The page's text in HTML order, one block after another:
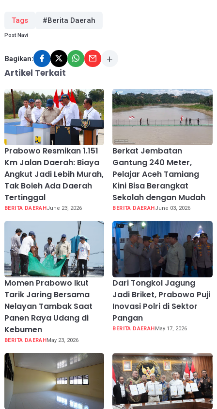
Tags #Berita Daerah
Post Navi
Bagikan:
Artikel Terkait
Prabowo Resmikan 1.151
Km Jalan Daerah: Biaya
Angkut Jadi Lebih Murah,
Tak Boleh Ada Daerah
Tertinggal
BERITA DAERAHJune 23, 2026
Berkat Jembatan
Gantung 240 Meter,
Pelajar Aceh Tamiang
Kini Bisa Berangkat
Sekolah dengan Mudah
BERITA DAERAHJune 03, 2026
Momen Prabowo Ikut
Tarik Jaring Bersama
Nelayan Tambak Saat
Panen Raya Udang di
Kebumen
BERITA DAERAHMay 23, 2026
Dari Tongkol Jagung
Jadi Briket, Prabowo Puji
Inovasi Polri di Sektor
Pangan
BERITA DAERAHMay 17, 2026